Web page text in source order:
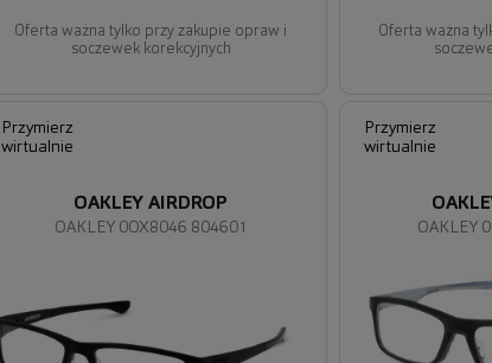
Oferta ważna tylko przy zakupie opraw i
soczewek korekcyjnych
Oferta ważna
Przymierz
wirtualnie
OAKLEY 0OX8046 804601
OAKLEY AIRDROP
Przymierz
wirtualnie
OAKLEY